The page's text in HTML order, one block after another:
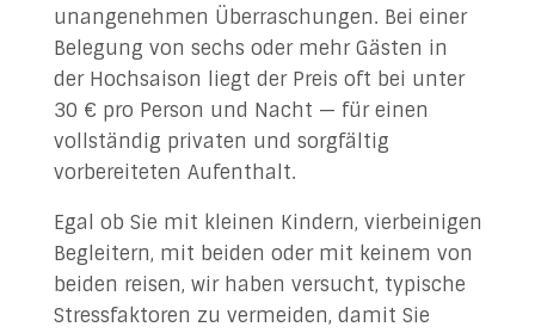
unangenehmen Überraschungen. Bei einer
Belegung von sechs oder mehr Gästen in
der Hochsaison liegt der Preis oft bei unter
30 € pro Person und Nacht — für einen
vollständig privaten und sorgfältig
vorbereiteten Aufenthalt.
Egal ob Sie mit kleinen Kindern, vierbeinigen
Begleitern, mit beiden oder mit keinem von
beiden reisen, wir haben versucht, typische
Stressfaktoren zu vermeiden, damit Sie